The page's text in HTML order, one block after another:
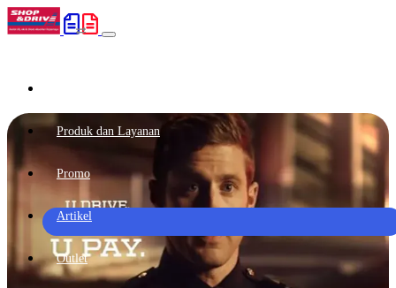
Produk dan Layanan
Promo
Artikel
Outlet